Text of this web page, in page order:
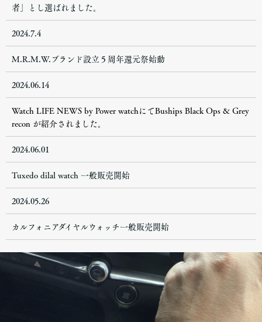
者」とし選ばれました。
2024.7.4
M.R.M.W.ブランド設立５周年還元祭始動
2024.06.14
Watch LIFE NEWS by Power watchにてBuships Black Ops & Grey
recon が紹介されました。
2024.06.01
Tuxedo dilal watch 一般販売開始
2024.05.26
カルフォニアダイヤルウォッチ一般販売開始